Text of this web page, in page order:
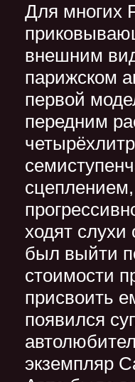
Для многих
внешним
парижском
первой
передним
ходят
был выйти
стоимости
присвоить
появился
экземпляр